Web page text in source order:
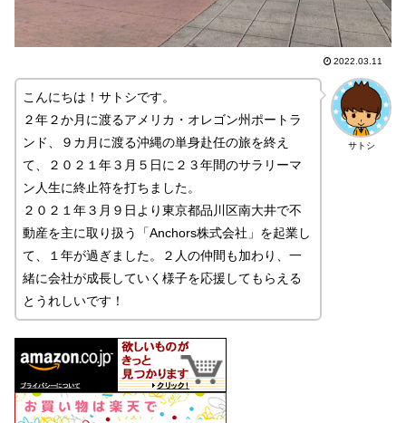
2022.03.11
サトシ
こんにちは！サトシです。
２年２か月に渡るアメリカ・オレゴン州ポートラ
ンド、９カ月に渡る沖縄の単身赴任の旅を終え
て、２０２１年３月５日に２３年間のサラリーマ
ン人生に終止符を打ちました。
２０２１年３月９日より東京都品川区南大井で不
動産を主に取り扱う「Anchors株式会社」を起業し
て、１年が過ぎました。２人の仲間も加わり、一
緒に会社が成長していく様子を応援してもらえる
とうれしいです！